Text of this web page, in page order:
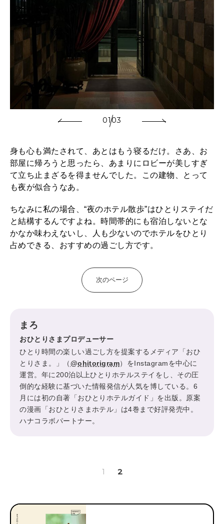
0103
身も心も満たされて、あとはもう寝るだけ。さあ、お
部屋に帰ろうと思ったら、あまりにロビーが美しすぎ
て立ち止まざるを得ませんでした。この建物、とって
も夜が似合うなあ。
ちなみに私の場合、“夜のホテル散歩”はひとりステイだ
と結構するんですよね。時間帯的にも宿泊しないとな
かなか味わえないし、人も少ないのでホテルをひとり
占めできる、おすすめの過ごし方です。
次のページ
まろ
おひとりさまプロデューサー
ひとり時間の楽しい過ごし方を提案するメディア「おひ
とりさま。」（@ohitorigram）をInstagramを中心に
運営。年に200泊以上ひとりホテルステイをし、その圧
倒的な経験に基づいた情報発信が人気を博している。6
月には初の自著「おひとりホテルガイド」を出版。原案
の漫画「おひとりさまホテル」は4巻まで好評発売中。
ハナコラボパートナー。
1 2